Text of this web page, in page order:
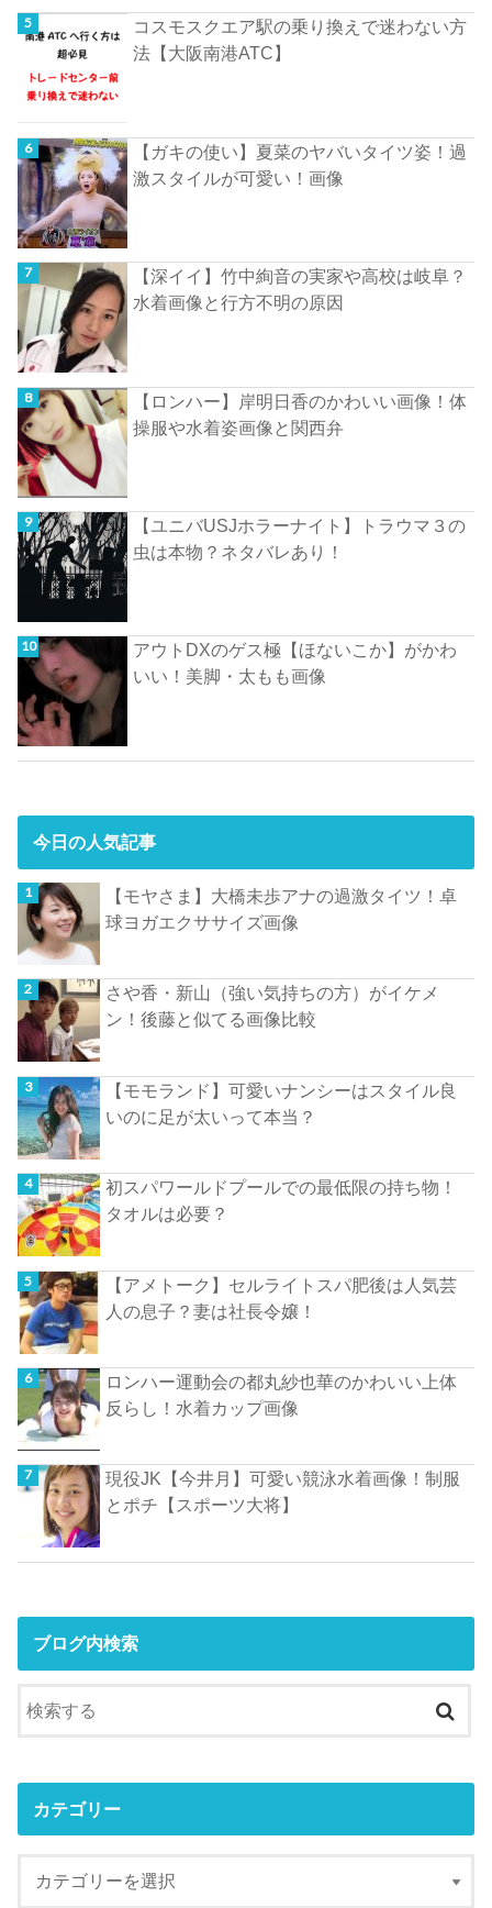
コスモスクエア駅の乗り換えで迷わない方
法【大阪南港ATC】
【ガキの使い】夏菜のヤバいタイツ姿！過
激スタイルが可愛い！画像
【深イイ】竹中絢音の実家や高校は岐阜？
水着画像と行方不明の原因
【ロンハー】岸明日香のかわいい画像！体
操服や水着姿画像と関西弁
【ユニバUSJホラーナイト】トラウマ３の
虫は本物？ネタバレあり！
アウトDXのゲス極【ほないこか】がかわ
いい！美脚・太もも画像
今日の人気記事
【モヤさま】大橋未歩アナの過激タイツ！卓
球ヨガエクササイズ画像
さや香・新山（強い気持ちの方）がイケメ
ン！後藤と似てる画像比較
【モモランド】可愛いナンシーはスタイル良
いのに足が太いって本当？
初スパワールドプールでの最低限の持ち物！
タオルは必要？
【アメトーク】セルライトスパ肥後は人気芸
人の息子？妻は社長令嬢！
ロンハー運動会の都丸紗也華のかわいい上体
反らし！水着カップ画像
現役JK【今井月】可愛い競泳水着画像！制服
とポチ【スポーツ大将】
ブログ内検索
カテゴリー